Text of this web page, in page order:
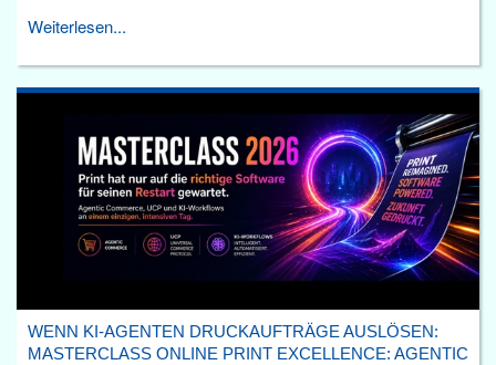
Weiterlesen...
WENN KI-AGENTEN DRUCKAUFTRÄGE AUSLÖSEN:
MASTERCLASS ONLINE PRINT EXCELLENCE: AGENTIC